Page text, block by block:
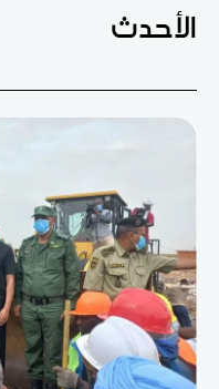
الأحدث